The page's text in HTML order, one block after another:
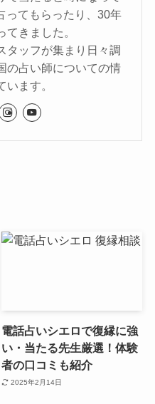
ってもらったり、30年
てきました。
タッフが集まり日々調
の占い師についての情
います。
電話占いシエロで復縁に強
い・当たる先生厳選！体験
者の口コミも紹介
2025年2月14日